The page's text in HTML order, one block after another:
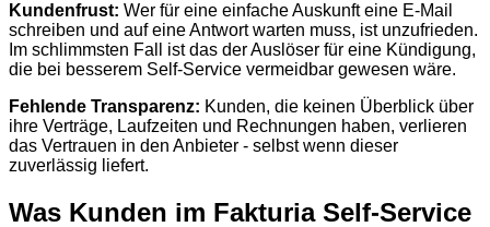
Kundenfrust: Wer für eine einfache Auskunft eine E-Mail
schreiben und auf eine Antwort warten muss, ist unzufrieden.
Im schlimmsten Fall ist das der Auslöser für eine Kündigung,
die bei besserem Self-Service vermeidbar gewesen wäre.
Fehlende Transparenz: Kunden, die keinen Überblick über
ihre Verträge, Laufzeiten und Rechnungen haben, verlieren
das Vertrauen in den Anbieter - selbst wenn dieser
zuverlässig liefert.
Was Kunden im Fakturia Self-Service